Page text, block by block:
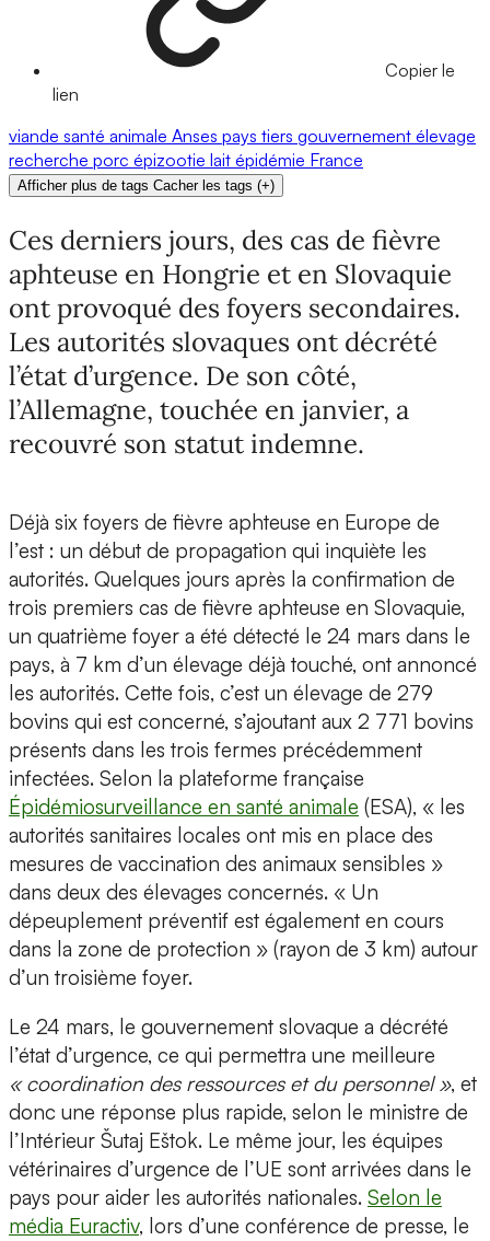
Copier le
lien
viande santé animale Anses pays tiers gouvernement élevage
recherche porc épizootie lait épidémie France
Afficher plus de tags Cacher les tags (+)
Ces derniers jours, des cas de fièvre
aphteuse en Hongrie et en Slovaquie
ont provoqué des foyers secondaires.
Les autorités slovaques ont décrété
l’état d’urgence. De son côté,
l’Allemagne, touchée en janvier, a
recouvré son statut indemne.
Déjà six foyers de fièvre aphteuse en Europe de
l’est : un début de propagation qui inquiète les
autorités. Quelques jours après la confirmation de
trois premiers cas de fièvre aphteuse en Slovaquie,
un quatrième foyer a été détecté le 24 mars dans le
pays, à 7 km d’un élevage déjà touché, ont annoncé
les autorités. Cette fois, c’est un élevage de 279
bovins qui est concerné, s’ajoutant aux 2 771 bovins
présents dans les trois fermes précédemment
infectées. Selon la plateforme française
Épidémiosurveillance en santé animale (ESA), « les
autorités sanitaires locales ont mis en place des
mesures de vaccination des animaux sensibles »
dans deux des élevages concernés. « Un
dépeuplement préventif est également en cours
dans la zone de protection » (rayon de 3 km) autour
d’un troisième foyer.
Le 24 mars, le gouvernement slovaque a décrété
l’état d’urgence, ce qui permettra une meilleure
« coordination des ressources et du personnel », et
donc une réponse plus rapide, selon le ministre de
l’Intérieur Šutaj Eštok. Le même jour, les équipes
vétérinaires d’urgence de l’UE sont arrivées dans le
pays pour aider les autorités nationales. Selon le
média Euractiv, lors d’une conférence de presse, le